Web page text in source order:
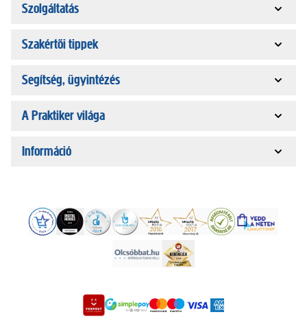
Szolgáltatás
Szakértői tippek
Segítség, ügyintézés
A Praktiker világa
Információ